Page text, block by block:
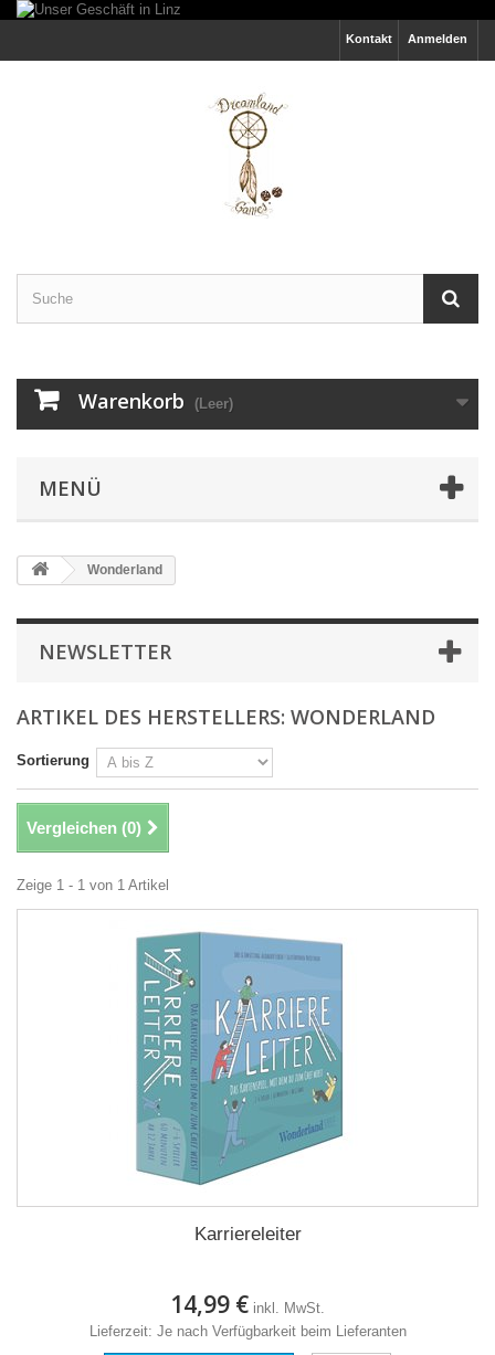
Anmelden
Kontakt
Warenkorb (Leer)
MENÜ
Wonderland
NEWSLETTER
ARTIKEL DES HERSTELLERS: WONDERLAND
Sortierung
Vergleichen (0)
Zeige 1 - 1 von 1 Artikel
Karriereleiter
14,99 € inkl. MwSt.
Lieferzeit: Je nach Verfügbarkeit beim Lieferanten